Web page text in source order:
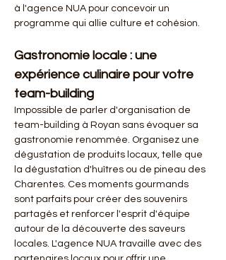
à l'agence NUA pour concevoir un
programme qui allie culture et cohésion.
Gastronomie locale : une
expérience culinaire pour votre
team-building
Impossible de parler d'organisation de
team-building à Royan sans évoquer sa
gastronomie renommée. Organisez une
dégustation de produits locaux, telle que
la dégustation d'huîtres ou de pineau des
Charentes. Ces moments gourmands
sont parfaits pour créer des souvenirs
partagés et renforcer l'esprit d'équipe
autour de la découverte des saveurs
locales. L'agence NUA travaille avec des